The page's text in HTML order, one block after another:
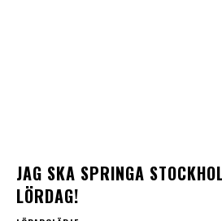
JAG SKA SPRINGA
LÖRDAG!